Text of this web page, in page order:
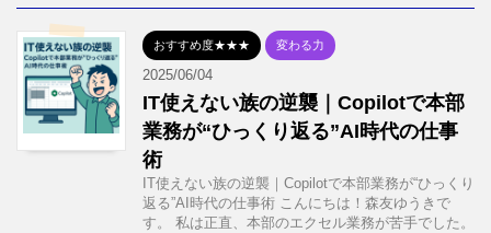
おすすめ度★★★ 変わる力
2025/06/04
IT使えない族の逆襲｜Copilotで本部
業務が“ひっくり返る”AI時代の仕事
術
IT使えない族の逆襲｜Copilotで本部業務が“ひっくり
返る”AI時代の仕事術 こんにちは！森友ゆうきで
す。 私は正直、本部のエクセル業務が苦手でした。